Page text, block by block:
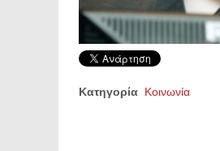
Κατηγορία Κοινωνία